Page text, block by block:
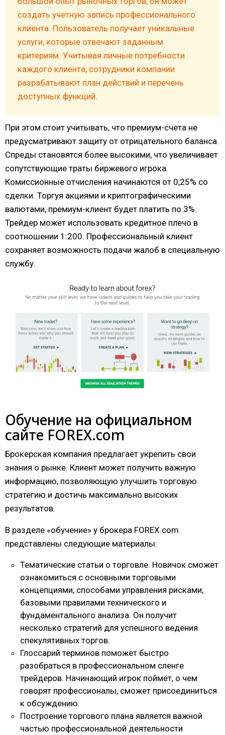
создать учетную запись профессионального
клиента. Пользователь получает уникальные
услуги, которые отвечают заданным
критериям. Учитывая личные потребности
каждого клиента, сотрудники компании
разрабатывают план действий и перечень
доступных функций.
При этом стоит учитывать, что премиум-счета не
предусматривают защиту от отрицательного баланса.
Спреды становятся более высокими, что увеличивает
сопутствующие траты биржевого игрока.
Комиссионные отчисления начинаются от 0,25% со
сделки. Торгуя акциями и криптографическими
валютами, премиум-клиент будет платить по 3%.
Трейдер может использовать кредитное плечо в
соотношении 1:200. Профессиональный клиент
сохраняет возможность подачи жалоб в специальную
службу.
Обучение на официальном
сайте FOREX.com
Брокерская компания предлагает укрепить свои
знания о рынке. Клиент может получить важную
информацию, позволяющую улучшить торговую
стратегию и достичь максимально высоких
результатов.
В разделе «обучение» у брокера FOREX.com
представлены следующие материалы:
Тематические статьи о торговле. Новичок сможет
ознакомиться с основными торговыми
концепциями, способами управления рисками,
базовыми правилами технического и
фундаментального анализа. Он получит
несколько стратегий для успешного ведения
спекулятивных торгов.
Глоссарий терминов поможет быстро
разобраться в профессиональном сленге
трейдеров. Начинающий игрок поймёт, о чем
говорят профессионалы, сможет присоединиться
к обсуждению.
Построение торгового плана является важной
частью профессиональной деятельности